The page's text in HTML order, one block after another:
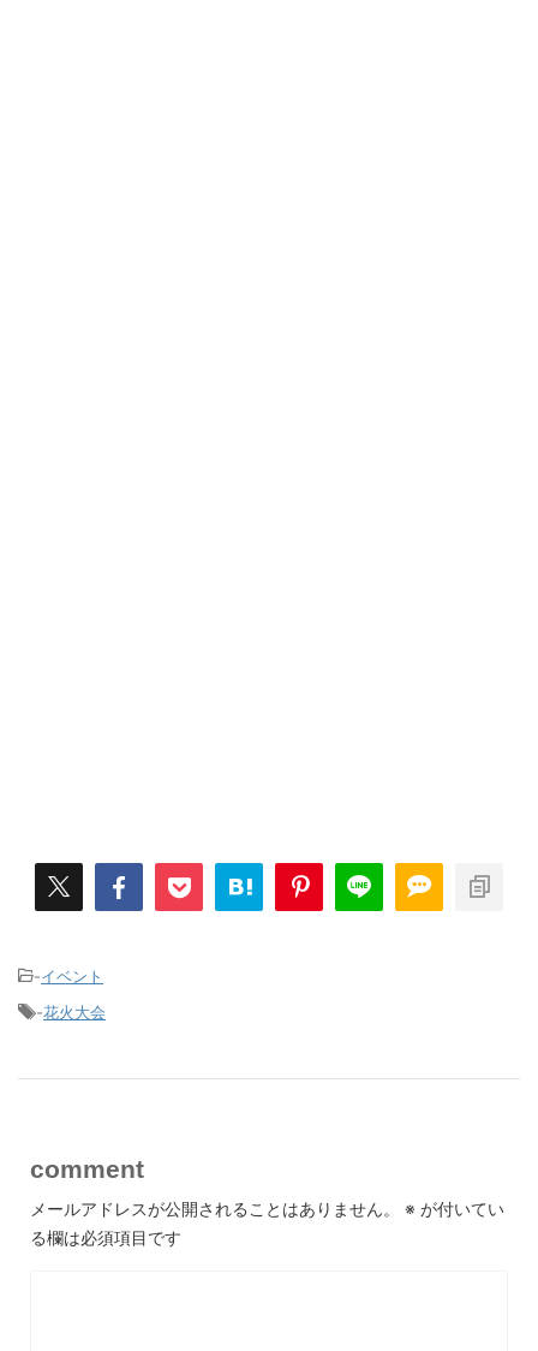
-イベント
-花火大会
comment
メールアドレスが公開されることはありません。 ※ が付いてい
る欄は必須項目です